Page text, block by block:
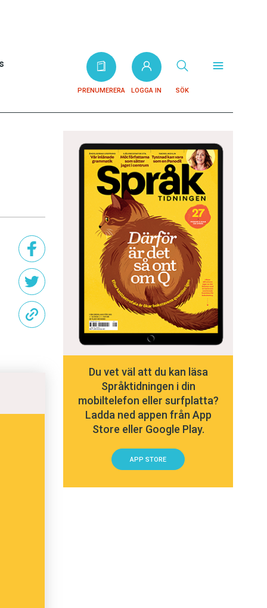
PRENUMERERA LOGGA IN SÖK
Du vet väl att du kan läsa
Språktidningen i din
mobiltelefon eller surfplatta?
Ladda ned appen från App
Store eller Google Play.
APP STORE